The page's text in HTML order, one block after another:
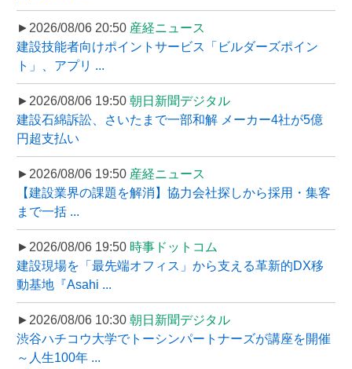
►2026/08/06 20:50 産経ニュース
建設技能者向けポイントサービス「ビルダーズポイン
ト」、アプリ ...
►2026/08/06 19:50 朝日新聞デジタル
建設石綿訴訟、さいたまで一部和解 メーカー4社が5億
円超支払い
►2026/08/06 19:50 産経ニュース
【建設業界の課題を解消】協力会社探しから採用・集客
まで一括 ...
►2026/08/06 19:50 時事ドットコム
建設現場を「最先端オフィス」から支える革新的DX移
動基地『Asahi ...
►2026/08/06 10:30 朝日新聞デジタル
渋谷ハチコウ大学でトーシンパートナーズが講座を開催
～人生100年 ...